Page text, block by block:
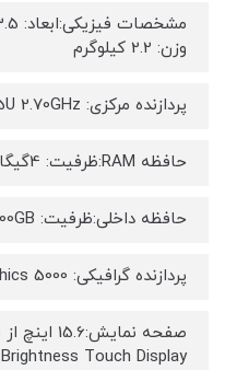
وزن: 2.2 کیلوگرم
پردازنده مرکزی: IntelCore™ i3-5005U 2.70GHz
حافظه RAM:ظرفیت: 4گیگابایت – نوع: DDR3
حافظه داخلی:ظرفیت: 500GB – نوع: HDD
پردازنده گرافیکی: Intel® HD Graphics 5000.
Brightness Touch Display با دقت 1366×768